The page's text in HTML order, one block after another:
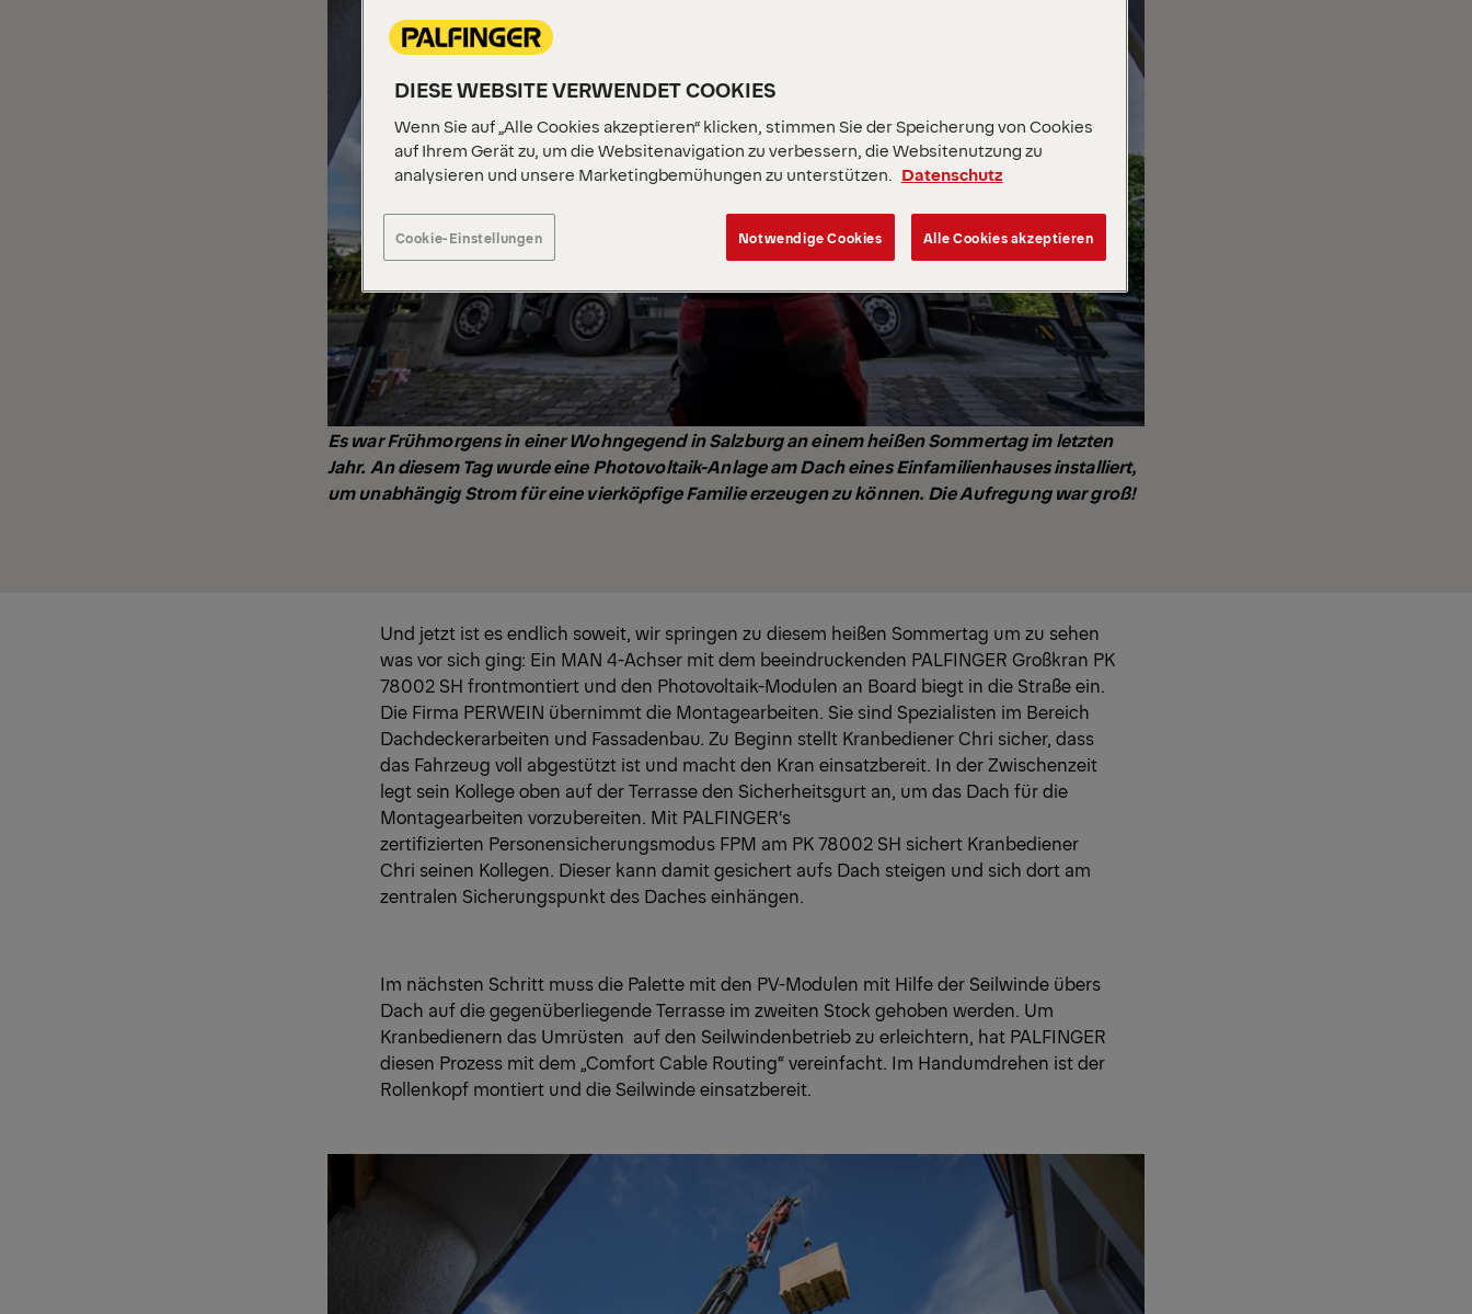
Es war Frühmorgens in einer Wohngegend in Salzburg an einem heißen Sommertag im letzten
Jahr. An diesem Tag wurde eine Photovoltaik-Anlage am Dach eines Einfamilienhauses installiert,
um unabhängig Strom für eine vierköpfige Familie erzeugen zu können. Die Aufregung war groß!
Und jetzt ist es endlich soweit, wir springen zu diesem heißen Sommertag um zu sehen
was vor sich ging: Ein MAN 4-Achser mit dem beeindruckenden PALFINGER Großkran PK
78002 SH frontmontiert und den Photovoltaik-Modulen an Board biegt in die Straße ein.
Die Firma PERWEIN übernimmt die Montagearbeiten. Sie sind Spezialisten im Bereich
Dachdeckerarbeiten und Fassadenbau. Zu Beginn stellt Kranbediener Chri sicher, dass
das Fahrzeug voll abgestützt ist und macht den Kran einsatzbereit. In der Zwischenzeit
legt sein Kollege oben auf der Terrasse den Sicherheitsgurt an, um das Dach für die
Montagearbeiten vorzubereiten. Mit PALFINGER‘s
zertifizierten Personensicherungsmodus FPM am PK 78002 SH sichert Kranbediener
Chri seinen Kollegen. Dieser kann damit gesichert aufs Dach steigen und sich dort am
zentralen Sicherungspunkt des Daches einhängen.
Im nächsten Schritt muss die Palette mit den PV-Modulen mit Hilfe der Seilwinde übers
Dach auf die gegenüberliegende Terrasse im zweiten Stock gehoben werden. Um
Kranbedienern das Umrüsten auf den Seilwindenbetrieb zu erleichtern, hat PALFINGER
diesen Prozess mit dem „Comfort Cable Routing“ vereinfacht. Im Handumdrehen ist der
Rollenkopf montiert und die Seilwinde einsatzbereit.
DIESE WEBSITE VERWENDET COOKIES
Wenn Sie auf „Alle Cookies akzeptieren“ klicken, stimmen Sie der Speicherung von Cookies
auf Ihrem Gerät zu, um die Websitenavigation zu verbessern, die Websitenutzung zu
analysieren und unsere Marketingbemühungen zu unterstützen. Datenschutz
Cookie-Einstellungen Notwendige Cookies Alle Cookies akzeptieren